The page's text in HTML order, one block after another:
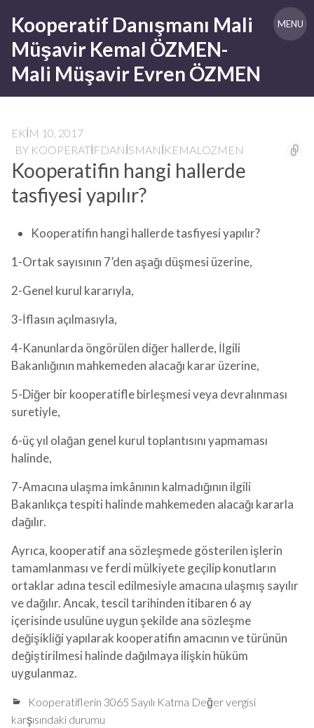
content
Kooperatif Danışmanı Mali
Müşavir Kemal ÖZMEN-
Mali Müşavir Evren ÖZMEN
MENU
EKIM 10, 2017
BY KOOPERATIFDANISMANIKEMALOZMEN
Kooperatifin hangi hallerde
tasfiyesi yapılır?
Kooperatifin hangi hallerde tasfiyesi yapılır?
1-Ortak sayısının 7’den aşağı düşmesi üzerine,
2-Genel kurul kararıyla,
3-İflasın açılmasıyla,
4-Kanunlarda öngörülen diğer hallerde, İlgili
Bakanlığının mahkemeden alacağı karar üzerine,
5-Diğer bir kooperatifle birleşmesi veya devralınması
suretiyle,
6-üç yıl olağan genel kurul toplantısını yapmaması
halinde,
7-Amacına ulaşma imkânının kalmadığının ilgili
Bakanlıkça tespiti halinde mahkemeden alacağı kararla
dağılır.
Ayrıca, kooperatif ana sözleşmede gösterilen işlerin
tamamlanması ve ferdi mülkiyete geçilip konutların
ortaklar adına tescil edilmesiyle amacına ulaşmış sayılır
ve dağılır. Ancak, tescil tarihinden itibaren 6 ay
içerisinde usulüne uygun şekilde ana sözleşme
değişikliği yapılarak kooperatifin amacının ve türünün
değiştirilmesi halinde dağılmaya ilişkin hüküm
uygulanmaz.
Kooperatiflerin 3065 Sayılı Katma Değer vergisi
karşısındaki durumu